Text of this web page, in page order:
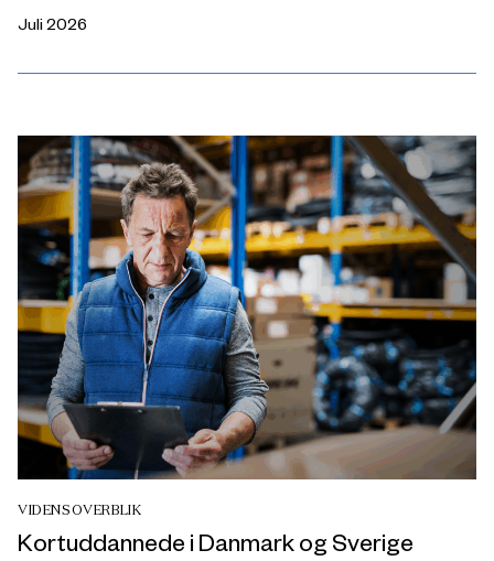
Juli 2026
VIDENSOVERBLIK
Kortuddannede i Danmark og Sverige